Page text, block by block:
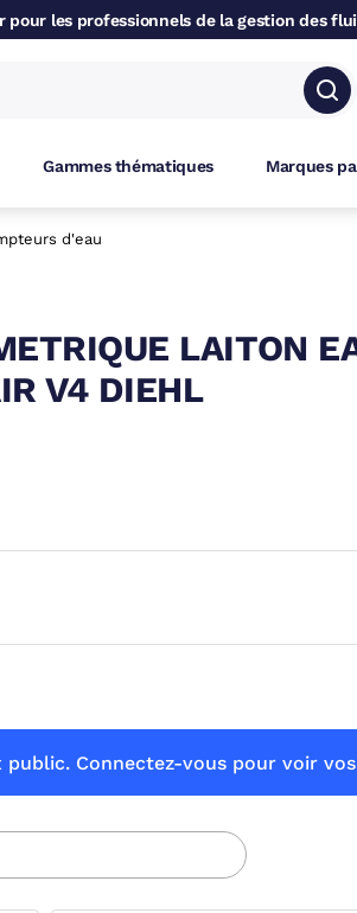
pour les professionnels de la gestion des
Gammes thématiques Marques
d'eau
LAITON
V4 DIEHL
public. Connectez-vous pour voir